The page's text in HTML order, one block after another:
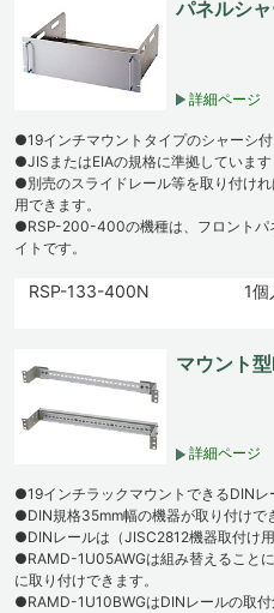
パネルシ
詳細ページ
●19インチマウントタイプのシャーシ付
●JISまたはEIAの規格に準拠しています
●別売のスライドレール等を取り付け
用できます。
●RSP-200-400の機種は、フロントパ
イトです。
RSP-133-400N
1個
マウント
詳細ページ
●19インチラックマウントできるDINレ
●DIN規格35mm幅の機器が取り付けで
●DINレールは（JISC2812機器取付け
●RAMD-1U05AWGは組み替えること
に取り付けできます。
●RAMD-1U10BWGはDINレールの取付